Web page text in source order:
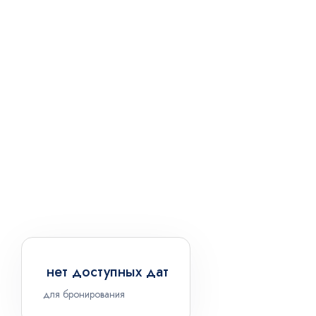
нет доступных дат
для бронирования